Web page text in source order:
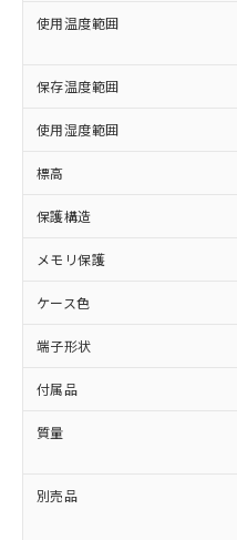
使用温度範囲
保存温度範囲
使用湿度範囲
標高
保護構造
メモリ保護
ケース色
端子形状
付属品
質量
別売品
当社制御機
本サービス
ことをご了承
在庫状況お
タに基づき作
覧された時点
準価格とは
正式な納期
様のお取引
ムロン制御
オムロン制
販売ネ
在庫状況お
事前の承諾な
示しないよう
マイパーツ
ビス）をご
メンバーズ
害物質有無と関係
仕入先様の事情に
いたものが、含有
むを得ず変更する
*EU RoHS指令（10物質）
鉛(Pb) 1000ppm以下、
六価クロム(Cr(Ⅵ))
類(PBB) 1000ppm以下
(PBDE) 1000ppm以下、
（DBP） 1000ppm以下
但し、RoHS指令で産業
適用除外項目は除く。
フタル酸エステル類の
図的な使用がないことを
部品在庫の切り替
月が前後すること
「×」：最大均質
基準値を超えてい
「－」：未確認で
*中国RoHS10物質の基
Pb(鉛) :1000ppm、 Hg(
Cr(Ⅵ)(六価クロム) :
ニル類) : 1000ppm、
DBP(フタル酸ジブチル) :
イソブチル) : 1000ppm
DEHP(フタル酸ビス(2-
「ｅ」：有害物質
準値以下であるこ
「10」：通常の使
質が外部に漏えい
及ぼさない年数を
「－」：未確認で
当社は、こ
為替および
（以下｢規制
または国外へ
国政府の輸
可)を取得す
当社は規制貨
全に破砕す
いよう必要な
当社は貴社製
ル、化学兵
武器並びにこ
当社は、貴
場合は、上
該第三者に通
販売先およ
法に輸出する
り引きをいた
記
一定数以
一定数に
在庫な
いては、
たはお
機器販売
受注生
情報を